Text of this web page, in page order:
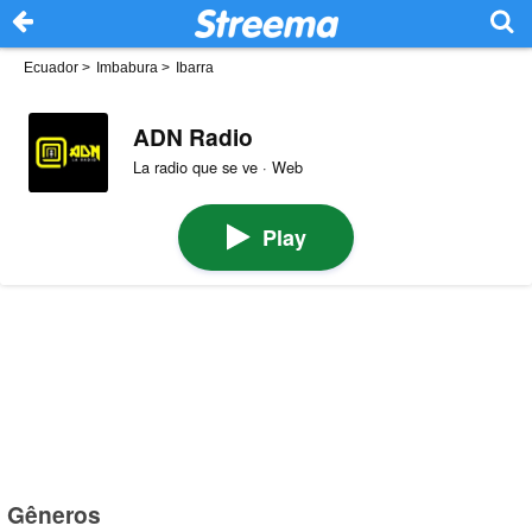
Ecuador > Imbabura > Ibarra
ADN Radio
La radio que se ve · Web
Play
Gêneros